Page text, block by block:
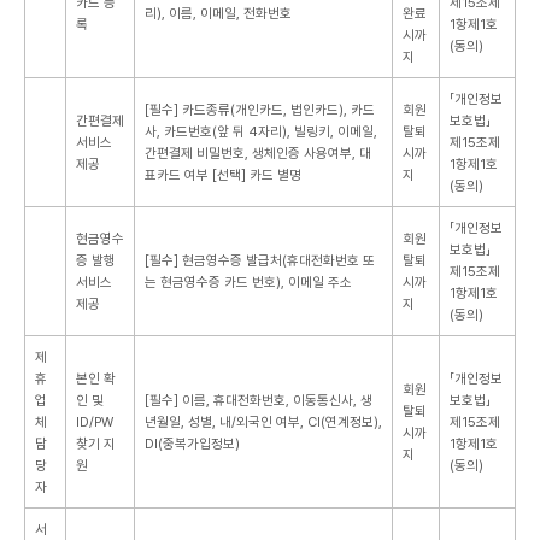
록
리), 이름, 이메일, 전화번호
완료
시까
지
1항제1호
(동의)
간편결제
서비스
제공
[필수] 카드종류(개인카드, 법인카드), 카드
사, 카드번호(앞 뒤 4자리), 빌링키, 이메일,
간편결제 비밀번호, 생체인증 사용여부, 대
표카드 여부 [선택] 카드 별명
회원
탈퇴
시까
지
「개인정보
보호법」
제15조제
1항제1호
(동의)
현금영수
증 발행
서비스
제공
[필수] 현금영수증 발급처(휴대전화번호 또
는 현금영수증 카드 번호), 이메일 주소
회원
탈퇴
시까
지
「개인정보
보호법」
제15조제
1항제1호
(동의)
제
휴
업
체
담
당
자
본인 확
인 및
ID/PW
찾기 지
원
[필수] 이름, 휴대전화번호, 이동통신사, 생
년월일, 성별, 내/외국인 여부, CI(연계정보),
DI(중복가입정보)
회원
탈퇴
시까
지
「개인정보
보호법」
제15조제
1항제1호
(동의)
서